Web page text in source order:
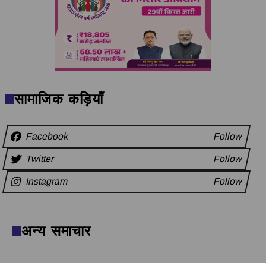
सामाजिक कड़ियाँ
Facebook Follow
Twitter Follow
Instagram Follow
अन्य समाचार